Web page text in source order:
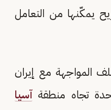
يمكّنها من التعامل
المواجهة مع إيران
تجاه منطقةآسيا